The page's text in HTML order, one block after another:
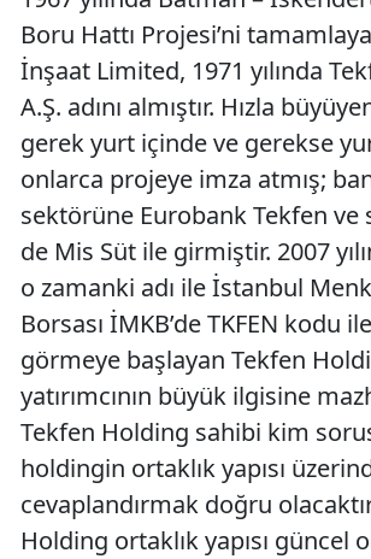
Boru Hattı Projesi’ni
İnşaat Limited, 1971 yılında
A.Ş. adını almıştır. Hızla
gerek yurt içinde ve gerekse
onlarca projeye imza atmış;
sektörüne Eurobank Tekfen
de Mis Süt ile girmiştir. 2007
o zamanki adı ile İstanbul
Borsası İMKB’de TKFEN kodu
görmeye başlayan Tekfen
yatırımcının büyük ilgisine
Tekfen Holding sahibi kim
holdingin ortaklık yapısı
cevaplandırmak doğru
Holding ortaklık yapısı güncel